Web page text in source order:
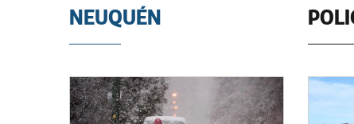
NEUQUÉN